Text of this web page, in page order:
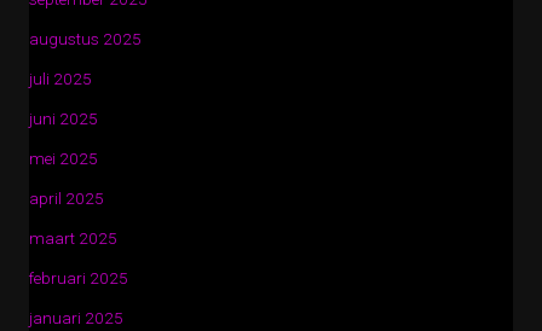
augustus 2025
juli 2025
juni 2025
mei 2025
april 2025
maart 2025
februari 2025
januari 2025